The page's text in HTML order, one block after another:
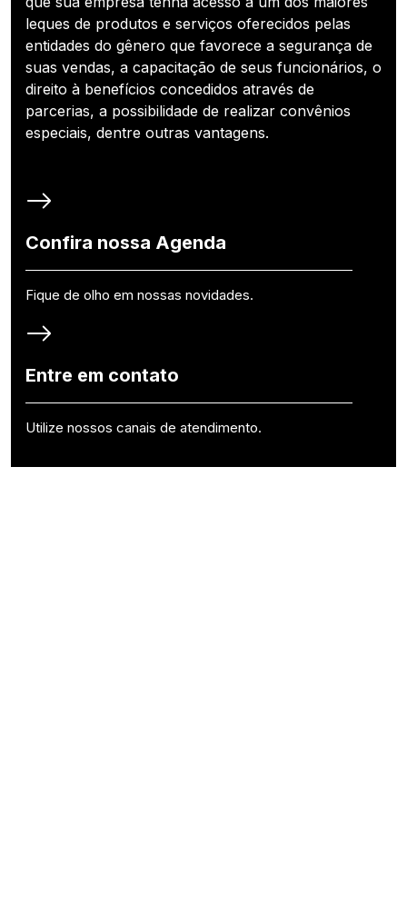
leques de produtos e serviços oferecidos pelas
entidades do gênero que favorece a segurança de
suas vendas, a capacitação de seus funcionários, o
direito à benefícios concedidos através de
parcerias, a possibilidade de realizar convênios
especiais, dentre outras vantagens.
Confira nossa Agenda
Fique de olho em nossas novidades.
Entre em contato
Utilize nossos canais de atendimento.